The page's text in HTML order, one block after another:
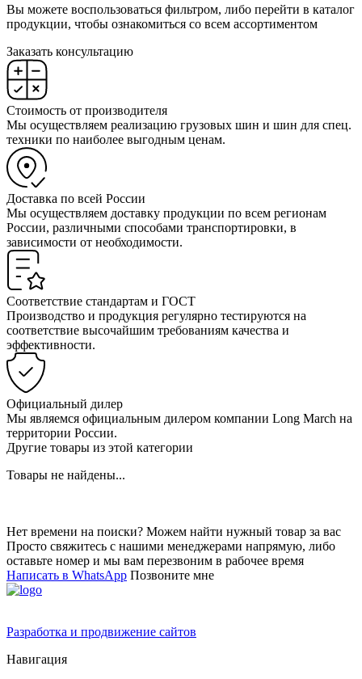
Вы можете воспользоваться фильтром, либо перейти в каталог
продукции, чтобы ознакомиться со всем ассортиментом
Заказать консультацию
Стоимость от производителя
Мы осуществляем реализацию грузовых шин и шин для спец.
техники по наиболее выгодным ценам.
Доставка по всей России
Мы осуществляем доставку продукции по всем регионам
России, различными способами транспортировки, в
зависимости от необходимости.
Соответствие стандартам и ГОСТ
Производство и продукция регулярно тестируются на
соответствие высочайшим требованиям качества и
эффективности.
Официальный дилер
Мы являемся официальным дилером компании Long March на
территории России.
Другие товары из этой категории
Товары не найдены...
Нет времени на поиски? Можем найти нужный товар за вас
Просто свяжитесь с нашими менеджерами напрямую, либо
оставьте номер и мы вам перезвоним в рабочее время
Написать в WhatsApp Позвоните мне
Разработка и продвижение сайтов
Навигация